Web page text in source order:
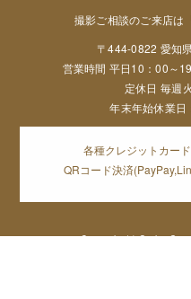
撮影ご相談のご来店は
〒444-0822 愛知
営業時間 平日10：00～
定休日 毎週
年末年始休業日
各種クレジットカー
QRコード決済
Copyright (c) Orphe